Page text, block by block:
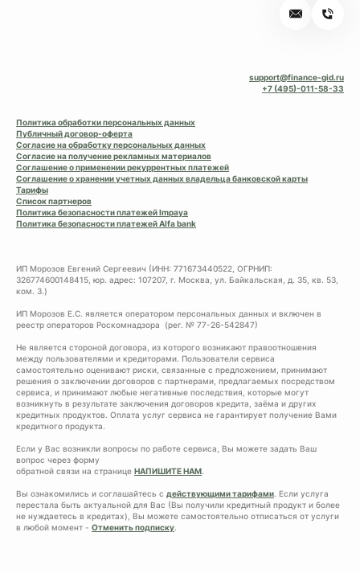
support@finance-gid.ru
+7 (495)-011-58-33
Политика обработки персональных данных
Публичный договор-оферта
Согласие на обработку персональных данных
Согласие на получение рекламных материалов
Соглашение о применении рекуррентных платежей
Соглашение о хранении учетных данных владельца банковской карты
Тарифы
Список партнеров
Политика безопасности платежей Impaya
Политика безопасности платежей Alfa bank
ИП Морозов Евгений Сергеевич (ИНН: 771673440522, ОГРНИП:
326774600148415, юр. адрес: 107207, г. Москва, ул. Байкальская, д. 35, кв. 53,
ком. 3.)
ИП Морозов Е.С. является оператором персональных данных и включен в
реестр операторов Роскомнадзора (рег. № 77-26-542847)
Не является стороной договора, из которого возникают правоотношения
между пользователями и кредиторами. Пользователи сервиса
самостоятельно оценивают риски, связанные с предложением, принимают
решения о заключении договоров с партнерами, предлагаемых посредством
сервиса, и принимают любые негативные последствия, которые могут
возникнуть в результате заключения договоров кредита, заёма и других
кредитных продуктов. Оплата услуг сервиса не гарантирует получение Вами
кредитного продукта.
Если у Вас возникли вопросы по работе сервиса, Вы можете задать Ваш
вопрос через форму
обратной связи на странице НАПИШИТЕ НАМ.
Вы ознакомились и соглашайтесь с действующими тарифами. Если услуга
перестала быть актуальной для Вас (Вы получили кредитный продукт и более
не нуждаетесь в кредитах), Вы можете самостоятельно отписаться от услуги
в любой момент - Отменить подписку.